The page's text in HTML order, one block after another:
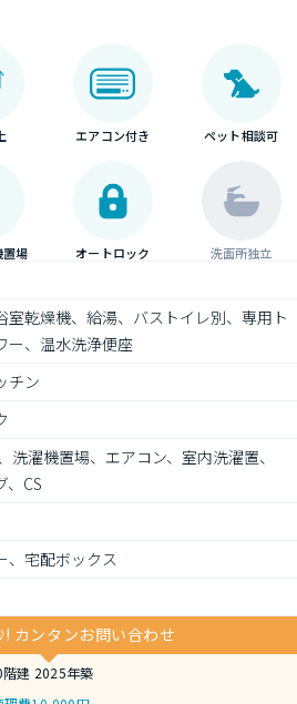
エアコン付き ペット相談可
置場 オートロック 洗面所独立
室乾燥機、給湯、バストイレ別、専用ト
ー、温水洗浄便座
チン
洗濯機置場、エアコン、室内洗濯置、
、CS
、宅配ボックス
カンタンお問い合わせ
建 2025年築